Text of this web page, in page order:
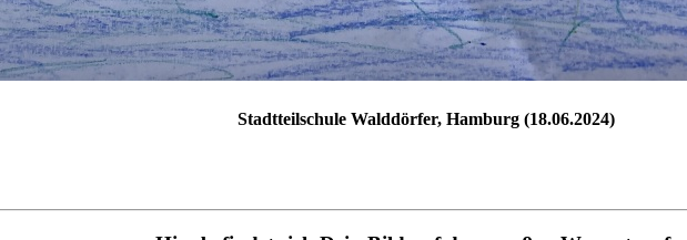
Stadtteilschule Walddörfer, Hamburg (18.06.2024)